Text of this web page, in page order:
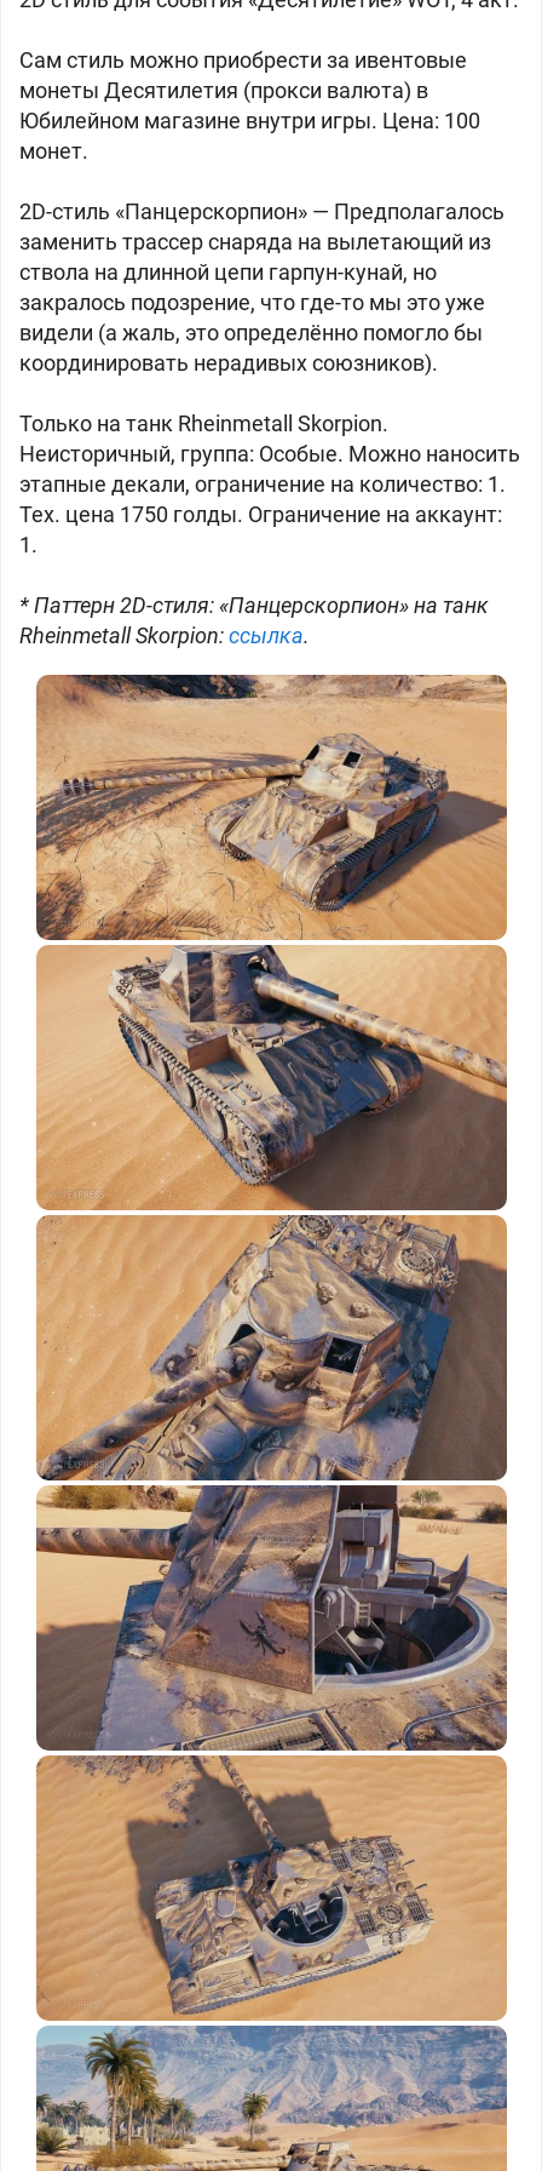
Сам стиль можно приобрести за ивентовые
монеты Десятилетия (прокси валюта) в
Юбилейном магазине внутри игры. Цена: 100
монет.
2D-стиль «Панцерскорпион» — Предполагалось
заменить трассер снаряда на вылетающий из
ствола на длинной цепи гарпун-кунай, но
закралось подозрение, что где-то мы это уже
видели (а жаль, это определённо помогло бы
координировать нерадивых союзников).
Только на танк Rheinmetall Skorpion.
Неисторичный, группа: Особые. Можно наносить
этапные декали, ограничение на количество: 1.
Тех. цена 1750 голды. Ограничение на аккаунт:
1.
* Паттерн 2D-стиля: «Панцерскорпион» на танк
Rheinmetall Skorpion:ссылка.